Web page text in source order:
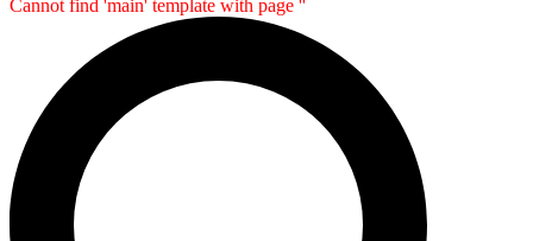
Cannot find 'main' template with page ''